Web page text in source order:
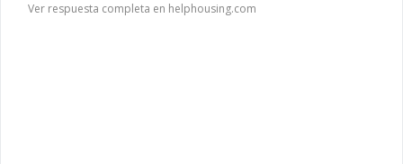
Ver respuesta completa en helphousing.com